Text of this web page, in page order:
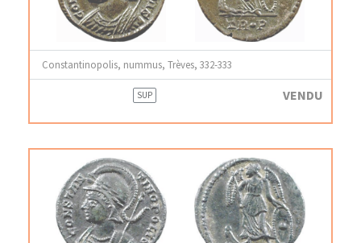
Constantinopolis, nummus, Trèves, 332-333
SUP VENDU